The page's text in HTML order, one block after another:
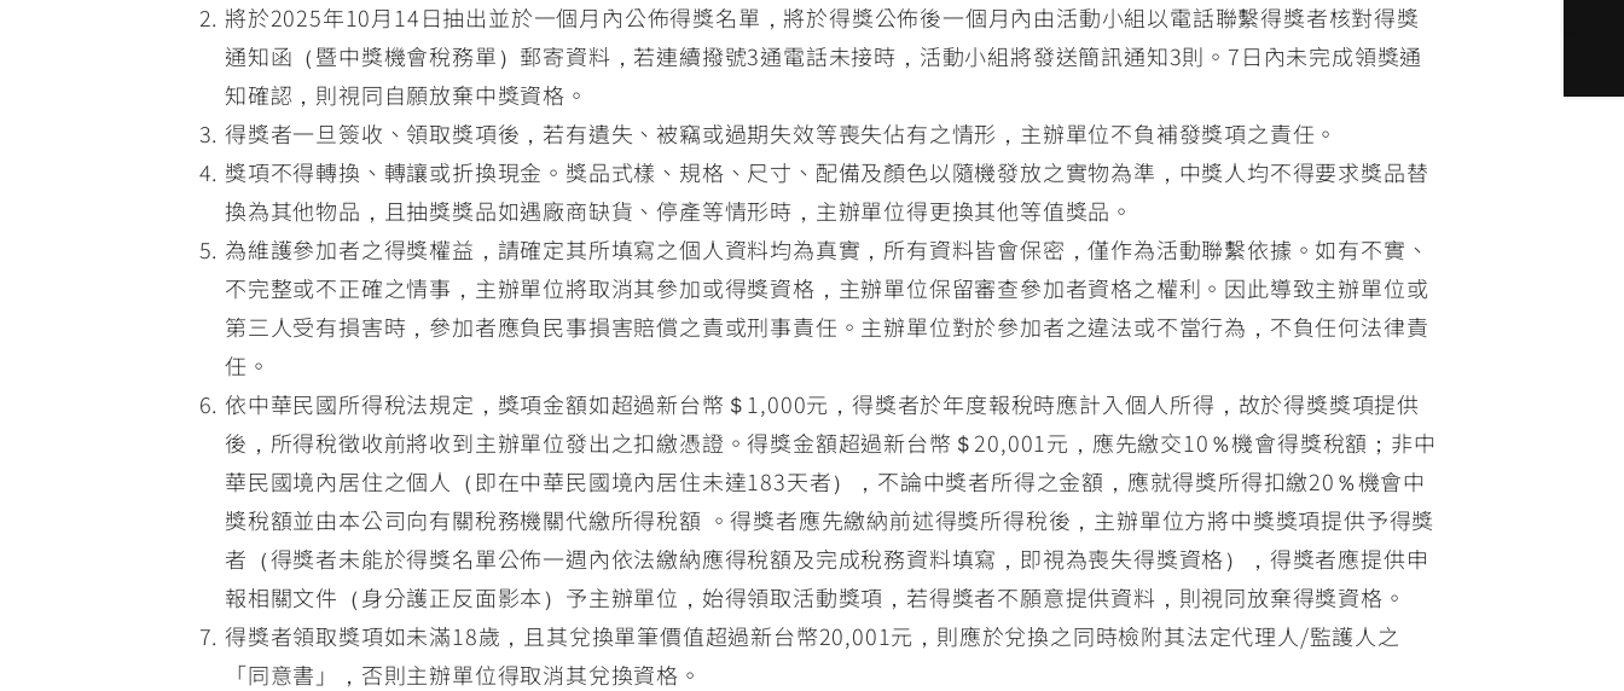
將於2025年10月14日抽出並於一個月內公佈得獎名單，將於得獎公佈後一個月內由活動小組以電話聯繫得獎者核對得獎
通知函（暨中獎機會稅務單）郵寄資料，若連續撥號3通電話未接時，活動小組將發送簡訊通知3則。7日內未完成領獎通
知確認，則視同自願放棄中獎資格。
得獎者一旦簽收、領取獎項後，若有遺失、被竊或過期失效等喪失佔有之情形，主辦單位不負補發獎項之責任。
獎項不得轉換、轉讓或折換現金。獎品式樣、規格、尺寸、配備及顏色以隨機發放之實物為準，中獎人均不得要求獎品替
換為其他物品，且抽獎獎品如遇廠商缺貨、停產等情形時，主辦單位得更換其他等值獎品。
為維護參加者之得獎權益，請確定其所填寫之個人資料均為真實，所有資料皆會保密，僅作為活動聯繫依據。如有不實、
不完整或不正確之情事，主辦單位將取消其參加或得獎資格，主辦單位保留審查參加者資格之權利。因此導致主辦單位或
第三人受有損害時，參加者應負民事損害賠償之責或刑事責任。主辦單位對於參加者之違法或不當行為，不負任何法律責
任。
依中華民國所得稅法規定，獎項金額如超過新台幣＄1,000元，得獎者於年度報稅時應計入個人所得，故於得獎獎項提供
後，所得稅徵收前將收到主辦單位發出之扣繳憑證。得獎金額超過新台幣＄20,001元，應先繳交10％機會得獎稅額；非中
華民國境內居住之個人（即在中華民國境內居住未達183天者），不論中獎者所得之金額，應就得獎所得扣繳20％機會中
獎稅額並由本公司向有關稅務機關代繳所得稅額 。得獎者應先繳納前述得獎所得稅後，主辦單位方將中獎獎項提供予得獎
者（得獎者未能於得獎名單公佈一週內依法繳納應得稅額及完成稅務資料填寫，即視為喪失得獎資格），得獎者應提供申
報相關文件（身分護正反面影本）予主辦單位，始得領取活動獎項，若得獎者不願意提供資料，則視同放棄得獎資格。
得獎者領取獎項如未滿18歲，且其兌換單筆價值超過新台幣20,001元，則應於兌換之同時檢附其法定代理人/監護人之
「同意書」，否則主辦單位得取消其兌換資格。